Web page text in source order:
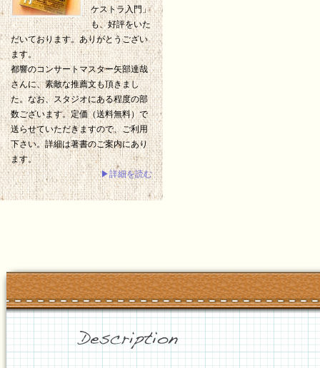
ケストラ入門」
も、好評をいた
だいております。ありがとうござい
ます。
都響のコンサートマスター矢部達哉
さんに、素敵な推薦文も頂きまし
た。なお、スタジオにある程度の部
数ございます。定価（送料無料）で
送らせていただきますので、ご利用
下さい。詳細は著書のご案内にあり
ます。
▶詳細を読む